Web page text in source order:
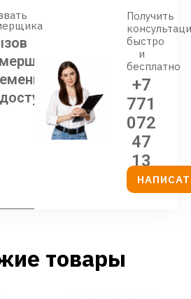
Получить
быстро
и
бесплатно
+7
771
072
47
13
товары